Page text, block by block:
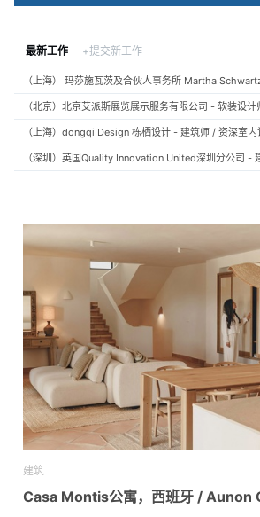
最新工作 +提交新工作
（北京）北京艾派斯展览展示服务有限公司 - 软装设
建筑
Casa Montis公寓，西班牙 / Aunon